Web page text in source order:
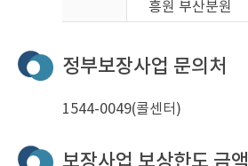
흥원 부산분원
정부보장사업 문의처
1544-0049(콜센터)